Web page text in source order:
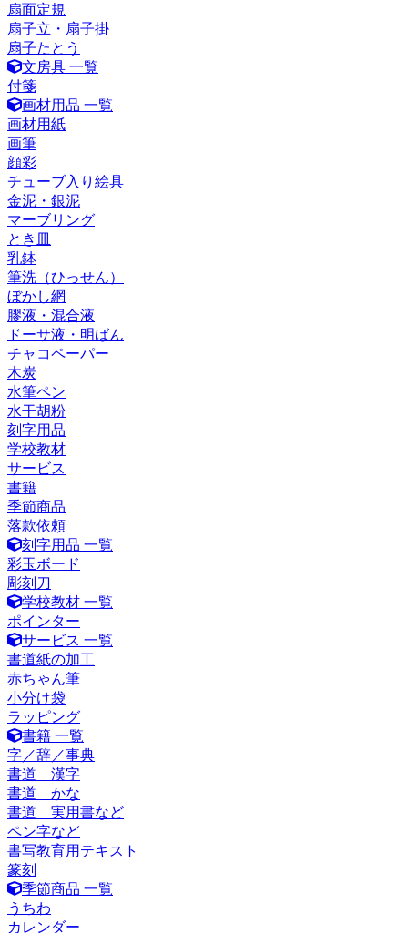
扇面定規
扇子立・扇子掛
扇子たとう
文房具 一覧
付箋
画材用品 一覧
画材用紙
画筆
顔彩
チューブ入り絵具
金泥・銀泥
マーブリング
とき皿
乳鉢
筆洗（ひっせん）
ぼかし網
膠液・混合液
ドーサ液・明ばん
チャコペーパー
木炭
水筆ペン
水干胡粉
刻字用品
学校教材
サービス
書籍
季節商品
落款依頼
刻字用品 一覧
彩玉ボード
彫刻刀
学校教材 一覧
ポインター
サービス 一覧
書道紙の加工
赤ちゃん筆
小分け袋
ラッピング
書籍 一覧
字／辞／事典
書道 漢字
書道 かな
書道 実用書など
ペン字など
書写教育用テキスト
篆刻
季節商品 一覧
うちわ
カレンダー